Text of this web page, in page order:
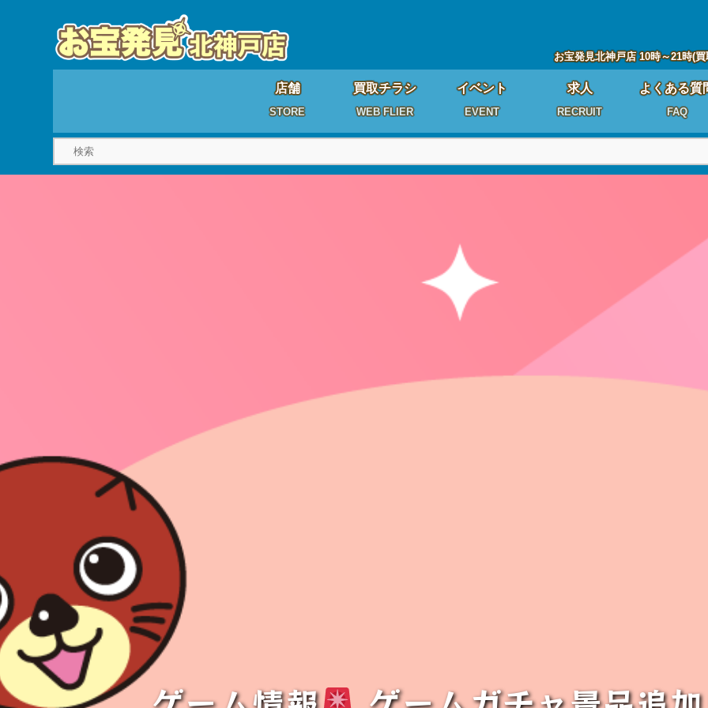
お宝発見北神戸店 10時～21時(
店舗
STORE
買取チラシ
WEB FLIER
イベント
EVENT
求人
RECRUIT
よくある質
FAQ